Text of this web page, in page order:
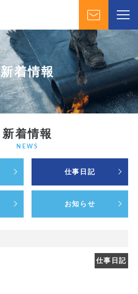
新着情報
新着情報
NEWS
仕事日記
お知らせ
仕事日記